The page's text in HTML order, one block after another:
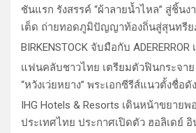
ชันแรก รังสรรค์ “ผ้าลายน้ำไหล” สู่ชิ้น
เต็ด ถ่ายทอดภูมิปัญญาท้องถิ่นสู่สุนทรีย
BIRKENSTOCK จับมือกับ
แฟนคลับชาวไทย เตรียมตัวฟินกระจา
“หวังเว่ยหยาง” พระเอกซีรีส์แนวตั้งชื่อดั
IHG Hotels & Resorts เดินหน้าขยาย
ประเทศไทย ประกาศเปิดตัว ฮอลิเดย์ อิ